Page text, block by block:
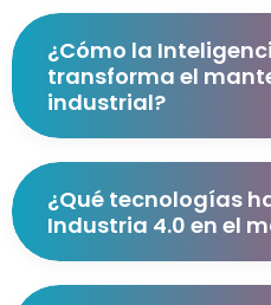
¿Cómo la
transforma el
industrial?
¿Qué tecnologías
Industria 4.0 en el